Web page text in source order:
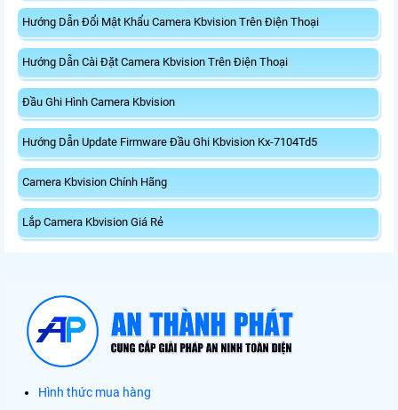
Hướng Dẫn Đổi Mật Khẩu Camera Kbvision Trên Điện Thoại
Hướng Dẫn Cài Đặt Camera Kbvision Trên Điện Thoại
Đầu Ghi Hình Camera Kbvision
Hướng Dẫn Update Firmware Đầu Ghi Kbvision Kx-7104Td5
Camera Kbvision Chính Hãng
Lắp Camera Kbvision Giá Rẻ
Hình thức mua hàng